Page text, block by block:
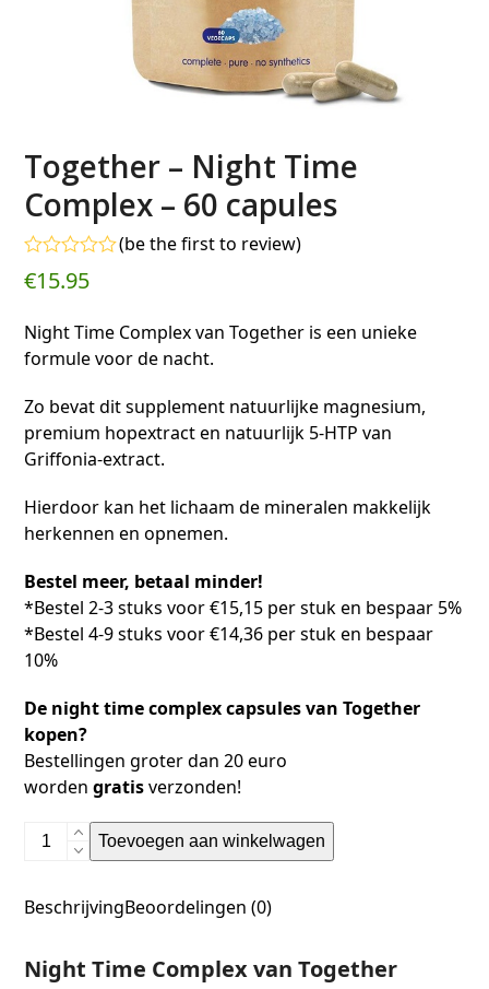
Together – Night Time
Complex – 60 capules
Gewaardeerd
0
5
(be the first to review)
€15.95
Night Time Complex van Together is een unieke
formule voor de nacht.
Zo bevat dit supplement natuurlijke magnesium,
premium hopextract en natuurlijk 5-HTP van
Griffonia-extract.
Hierdoor kan het lichaam de mineralen makkelijk
herkennen en opnemen.
Bestel meer, betaal minder!
*Bestel 2-3 stuks voor €15,15 per stuk en bespaar 5%
*Bestel 4-9 stuks voor €14,36 per stuk en bespaar
10%
De night time complex capsules van Together
kopen?
Bestellingen groter dan 20 euro
wordengratisverzonden!
Toevoegen aan winkelwagen
BeschrijvingBeoordelingen (0)
Night Time Complex van Together